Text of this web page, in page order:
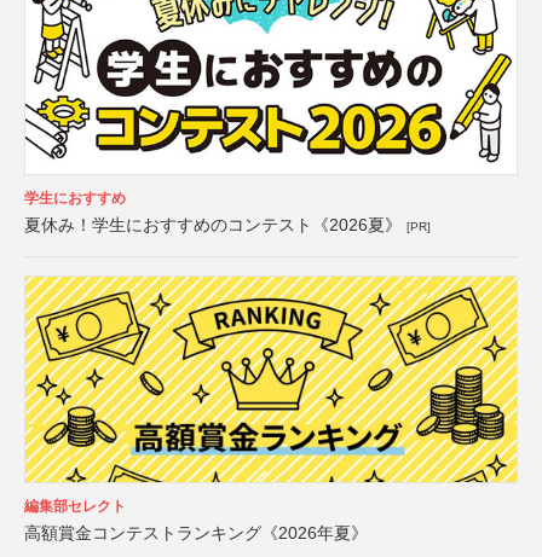
学生におすすめ
夏休み！学生におすすめのコンテスト《2026夏》 [PR]
編集部セレクト
高額賞金コンテストランキング《2026年夏》